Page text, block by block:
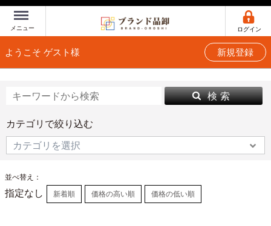
Menu
メニュー ログイン
ようこそ ゲスト様 新規登録
検 索
カテゴリで絞り込む
並べ替え：
指定なし 新着順 価格の高い順 価格の低い順